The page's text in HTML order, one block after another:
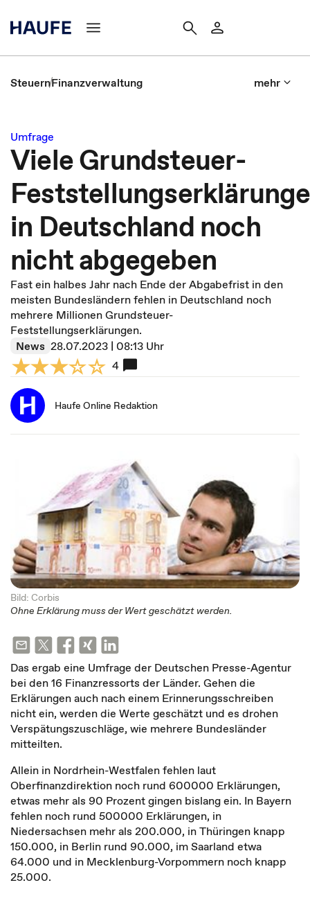
SteuernFinanzverwaltung mehr
Umfrage
Viele Grundsteuer-
in Deutschland noch
nicht abgegeben
Fast ein halbes Jahr nach Ende der Abgabefrist in den
meisten Bundesländern fehlen in Deutschland noch
mehrere Millionen Grundsteuer-
Feststellungserklärungen.
News 28.07.2023 | 08:13 Uhr
4
Haufe Online Redaktion
Bild: Corbis
Ohne Erklärung muss der Wert geschätzt werden.
Das ergab eine Umfrage der Deutschen Presse-Agentur
bei den 16 Finanzressorts der Länder. Gehen die
Erklärungen auch nach einem Erinnerungsschreiben
nicht ein, werden die Werte geschätzt und es drohen
Verspätungszuschläge, wie mehrere Bundesländer
mitteilten.
Allein in Nordrhein-Westfalen fehlen laut
Oberfinanzdirektion noch rund 600000 Erklärungen,
etwas mehr als 90 Prozent gingen bislang ein. In Bayern
fehlen noch rund 500000 Erklärungen, in
Niedersachsen mehr als 200.000, in Thüringen knapp
150.000, in Berlin rund 90.000, im Saarland etwa
64.000 und in Mecklenburg-Vorpommern noch knapp
25.000.